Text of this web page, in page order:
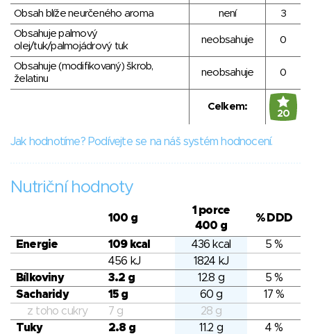
Obsah blíže neurčeného aroma
není
3
Obsahuje palmový
olej/tuk/palmojádrový tuk
neobsahuje 0
Obsahuje (modifikovaný) škrob,
želatinu
neobsahuje 0
Celkem:
20
Jak hodnotíme? Podívejte se na náš systém hodnocení.
Nutriční hodnoty
100 g
1 porce
400 g
% DDD
Energie 109 kcal 436 kcal
5 %
456 kJ
1824 kJ
Bílkoviny
3.2 g 12.8 g
5 %
Sacharidy
15 g 60 g
17 %
z toho cukry
7 g
28 g
Tuky
2.8 g 11.2 g
4 %